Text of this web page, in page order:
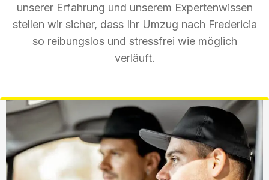
unserer Erfahrung und unserem Expertenwissen
stellen wir sicher, dass Ihr Umzug nach Fredericia
so reibungslos und stressfrei wie möglich
verläuft.